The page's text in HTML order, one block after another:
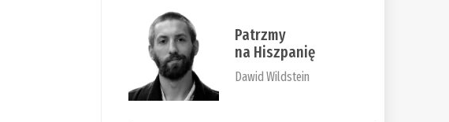
Patrzmy
na Hiszpanię
Dawid Wildstein